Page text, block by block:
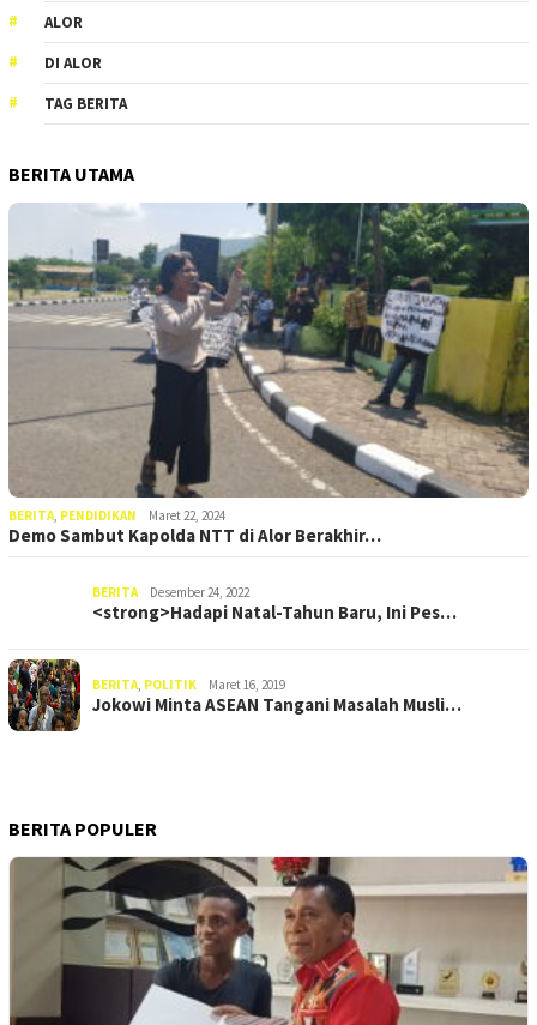
ALOR
DI ALOR
TAG BERITA
BERITA UTAMA
BERITA, PENDIDIKAN Maret 22, 2024
Demo Sambut Kapolda NTT di Alor Berakhir…
BERITA Desember 24, 2022
<strong>Hadapi Natal-Tahun Baru, Ini Pes…
BERITA, POLITIK Maret 16, 2019
Jokowi Minta ASEAN Tangani Masalah Musli…
BERITA POPULER